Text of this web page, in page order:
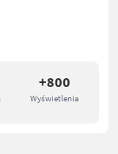
+800
Wyświetlenia